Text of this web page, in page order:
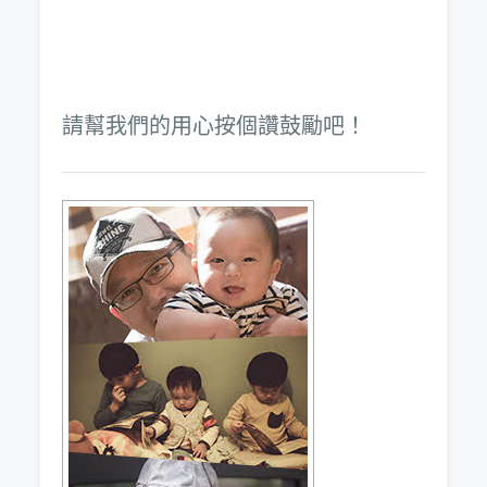
請幫我們的用心按個讚鼓勵吧！